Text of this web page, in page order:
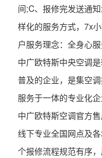
间;C、报修完发送通
样化的服务方式，7x
户服务理念：全身心
中广欧特斯中央空调
普及的企业，是集空
服务于一体的专业化
中广欧特斯空调官方
线下专业全国网点及
个报修流程规范有序